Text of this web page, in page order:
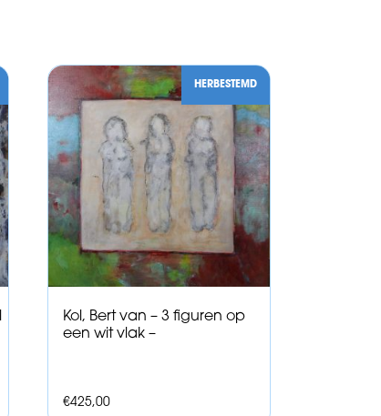
HERBESTEMD
Kol, Bert van – 3 figuren op
een wit vlak –
€425,00